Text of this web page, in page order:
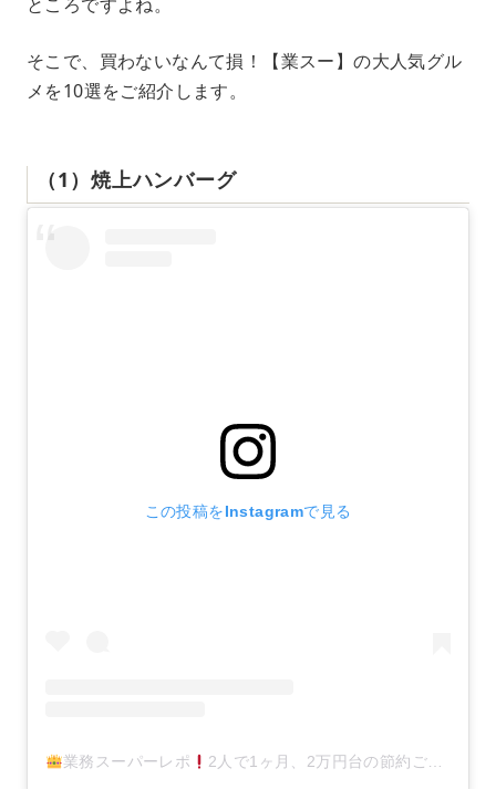
そこで、買わないなんて損！【業スー】の大人気グル
メを10選をご紹介します。
（1）焼上ハンバーグ
この投稿をInstagramで見る
業務スーパーレポ 2人で1ヶ月、2万円台の節約ご飯